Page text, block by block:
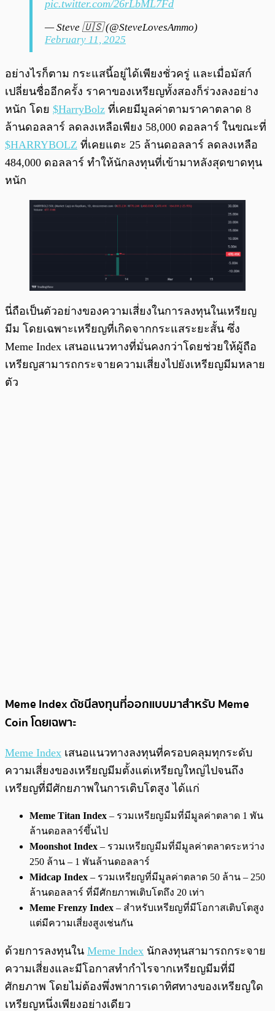
pic.twitter.com/26rLbML7Fd
— Steve 🇺🇸 (@SteveLovesAmmo)
February 11, 2025
อย่างไรก็ตาม กระแสนี้อยู่ได้เพียงชั่วครู่ และเมื่อมัสก์
เปลี่ยนชื่ออีกครั้ง ราคาของเหรียญทั้งสองก็ร่วงลงอย่าง
หนัก โดย $HarryBolz ที่เคยมีมูลค่าตามราคาตลาด 8
ล้านดอลลาร์ ลดลงเหลือเพียง 58,000 ดอลลาร์ ในขณะที่
$HARRYBOLZ ที่เคยแตะ 25 ล้านดอลลาร์ ลดลงเหลือ
484,000 ดอลลาร์ ทำให้นักลงทุนที่เข้ามาหลังสุดขาดทุน
หนัก
นี่ถือเป็นตัวอย่างของความเสี่ยงในการลงทุนในเหรียญ
มีม โดยเฉพาะเหรียญที่เกิดจากกระแสระยะสั้น ซึ่ง
Meme Index เสนอแนวทางที่มั่นคงกว่าโดยช่วยให้ผู้ถือ
เหรียญสามารถกระจายความเสี่ยงไปยังเหรียญมีมหลาย
ตัว
Meme Index ดัชนีลงทุนที่ออกแบบมาสำหรับ Meme
Coin โดยเฉพาะ
Meme Index เสนอแนวทางลงทุนที่ครอบคลุมทุกระดับ
ความเสี่ยงของเหรียญมีมตั้งแต่เหรียญใหญ่ไปจนถึง
เหรียญที่มีศักยภาพในการเติบโตสูง ได้แก่
Meme Titan Index – รวมเหรียญมีมที่มีมูลค่าตลาด 1 พัน
ล้านดอลลาร์ขึ้นไป
Moonshot Index – รวมเหรียญมีมที่มีมูลค่าตลาดระหว่าง
250 ล้าน – 1 พันล้านดอลลาร์
Midcap Index – รวมเหรียญที่มีมูลค่าตลาด 50 ล้าน – 250
ล้านดอลลาร์ ที่มีศักยภาพเติบโตถึง 20 เท่า
Meme Frenzy Index – สำหรับเหรียญที่มีโอกาสเติบโตสูง
แต่มีความเสี่ยงสูงเช่นกัน
ด้วยการลงทุนใน Meme Index นักลงทุนสามารถกระจาย
ความเสี่ยงและมีโอกาสทำกำไรจากเหรียญมีมที่มี
ศักยภาพ โดยไม่ต้องพึ่งพาการเดาทิศทางของเหรียญใด
เหรียญหนึ่งเพียงอย่างเดียว